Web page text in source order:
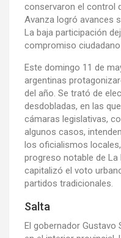
conservaron el control
Avanza logró avances
La baja participación
compromiso
Este domingo 11 de
argentinas
del año. Se trató de
desdobladas, en las
cámaras legislativas,
algunos casos,
los oficialismos
progreso notable de La
capitalizó el voto
partidos tradicionales.
Salta
El gobernador Gustavo